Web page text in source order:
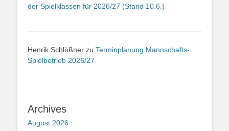
der Spielklassen für 2026/27 (Stand 10.6.)
Henrik Schlößner zu Terminplanung Mannschafts-
Spielbetrieb 2026/27
Archives
August 2026